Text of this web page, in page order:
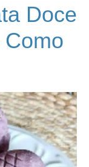
Doce